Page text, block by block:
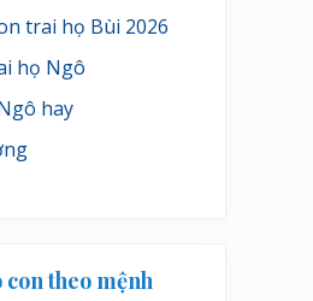
trai họ Bùi 2026
họ Ngô
hay
theo mệnh